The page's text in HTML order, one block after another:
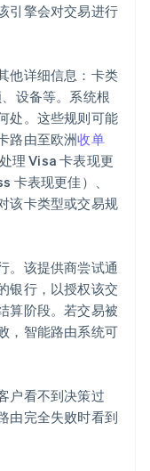
引擎会对交易进行
他详细信息：卡类
设备等。系统根
处。这些规则可能
路由至欧洲收单
理 Visa 卡表现更
卡表现更佳）、
该卡类型或交易规
。该提供商尝试通
银行，以授权该交
算阶段。若交易被
，智能路由系统可
户看不到决策过
由完全失败时看到